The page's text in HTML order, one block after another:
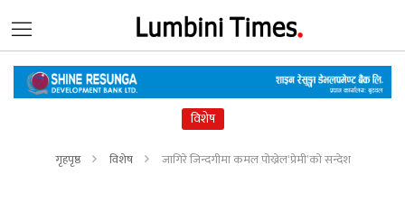
विशेष
गृहपृष्ठ विशेष जागिरे जिन्दगीमा कमल पोख्रेल‘प्रेमी’को सन्देश